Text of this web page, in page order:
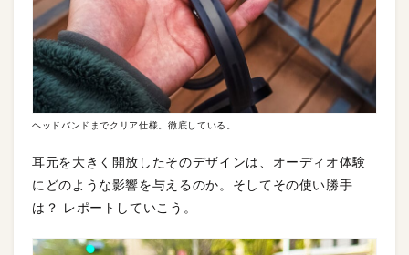
ヘッドバンドまでクリア仕様。徹底している。
耳元を大きく開放したそのデザインは、オーディオ体験
にどのような影響を与えるのか。そしてその使い勝手
は？ レポートしていこう。